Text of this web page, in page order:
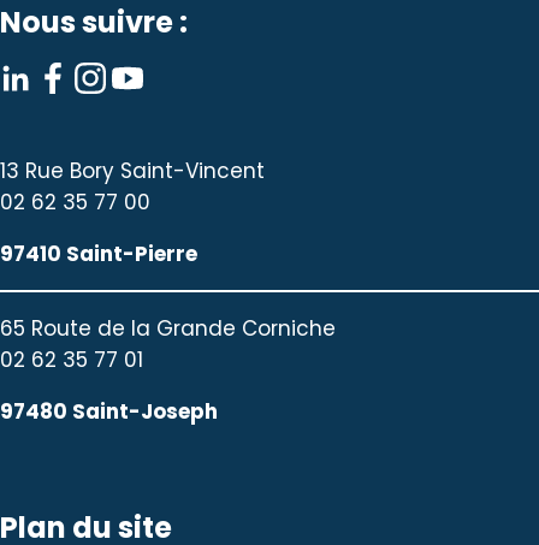
Nous suivre :
13 Rue Bory Saint-Vincent
02 62 35 77 00
97410 Saint-Pierre
65 Route de la Grande Corniche
02 62 35 77 01
97480 Saint-Joseph
Plan du site